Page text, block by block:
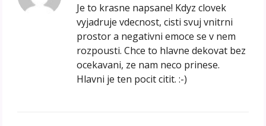
Je to krasne napsane! Kdyz clovek
vyjadruje vdecnost, cisti svuj vnitrni
prostor a negativni emoce se v nem
rozpousti. Chce to hlavne dekovat bez
ocekavani, ze nam neco prinese.
Hlavni je ten pocit citit. :-)